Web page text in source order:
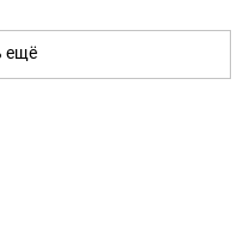
ещё